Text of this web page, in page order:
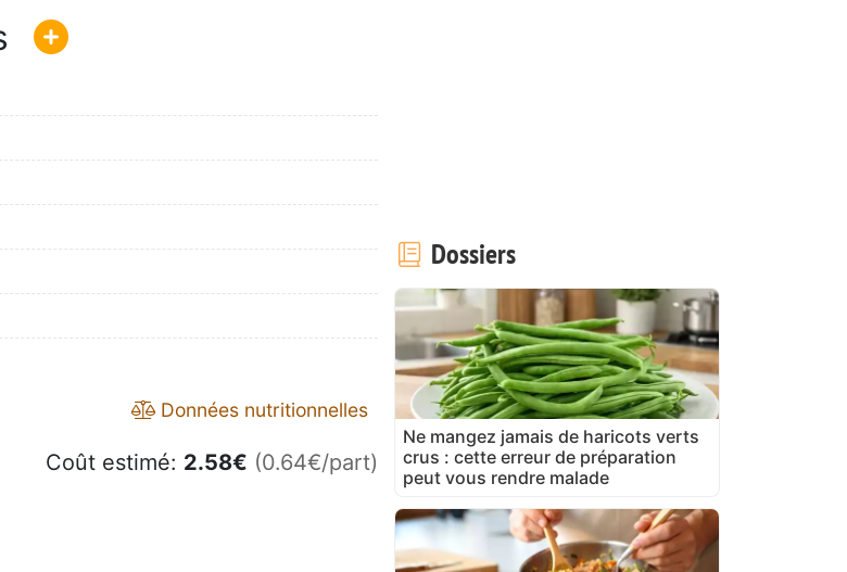
Données nutritionnelles
Coût estimé: 2.58€ (0.64€/part)
Dossiers
Ne mangez jamais de haricots verts
crus : cette erreur de préparation
peut vous rendre malade